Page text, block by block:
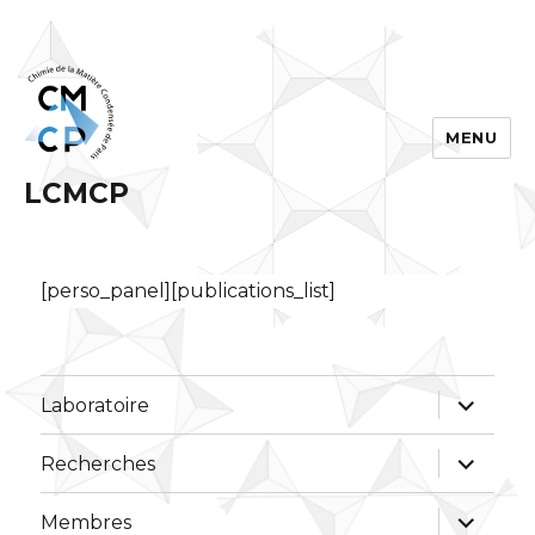
LCMCP
MENU
[perso_panel][publications_list]
Laboratoire
ouvrir
le
sous-
menu
Recherches
ouvrir
le
sous-
menu
Membres
ouvrir